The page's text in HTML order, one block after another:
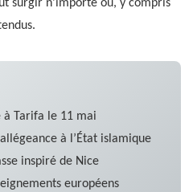
surgir n’importe où, y compris
à Tarifa le 11 mai
à l’État islamique
inspiré de Nice
européens